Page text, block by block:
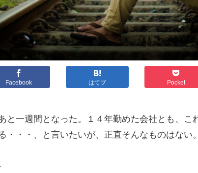
Facebook はてブ Pocket
と一週間となった。１４年勤めた会社とも、こ
・・・、と言いたいが、正直そんなものはない。